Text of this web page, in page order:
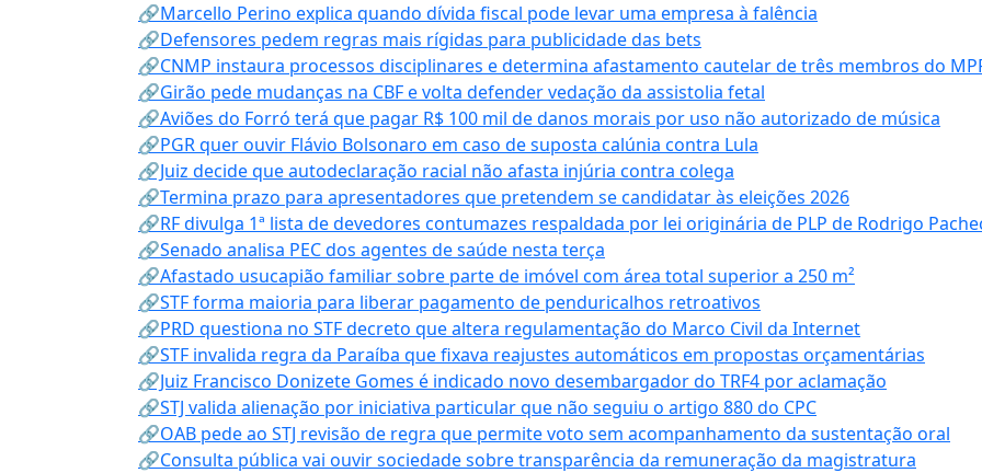
🔗Marcello Perino explica quando dívida fiscal pode levar uma empresa à falência
🔗Defensores pedem regras mais rígidas para publicidade das bets
🔗CNMP instaura processos disciplinares e determina afastamento cautelar de três membros do
🔗Girão pede mudanças na CBF e volta defender vedação da assistolia fetal
🔗Aviões do Forró terá que pagar R$ 100 mil de danos morais por uso não autorizado de música
🔗PGR quer ouvir Flávio Bolsonaro em caso de suposta calúnia contra Lula
🔗Juiz decide que autodeclaração racial não afasta injúria contra colega
🔗Termina prazo para apresentadores que pretendem se candidatar às eleições 2026
🔗RF divulga 1ª lista de devedores contumazes respaldada por lei originária de PLP de Rodrigo
🔗Senado analisa PEC dos agentes de saúde nesta terça
🔗Afastado usucapião familiar sobre parte de imóvel com área total superior a 250 m²
🔗STF forma maioria para liberar pagamento de penduricalhos retroativos
🔗PRD questiona no STF decreto que altera regulamentação do Marco Civil da Internet
🔗STF invalida regra da Paraíba que fixava reajustes automáticos em propostas orçamentárias
🔗Juiz Francisco Donizete Gomes é indicado novo desembargador do TRF4 por aclamação
🔗STJ valida alienação por iniciativa particular que não seguiu o artigo 880 do CPC
🔗OAB pede ao STJ revisão de regra que permite voto sem acompanhamento da sustentação oral
🔗Consulta pública vai ouvir sociedade sobre transparência da remuneração da magistratura